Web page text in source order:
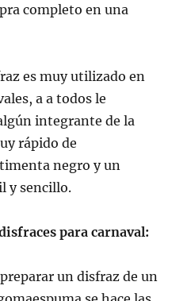
completo en una
es muy utilizado en
a a todos le
integrante de la
rápido de
negro y un
y sencillo.
para carnaval:
un disfraz de un